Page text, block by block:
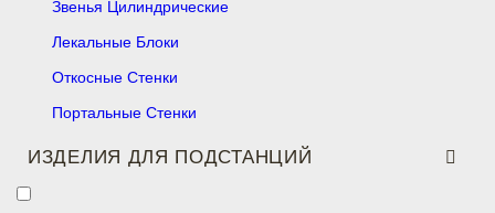
Звенья Цилиндрические
Лекальные Блоки
Откосные Стенки
Портальные Стенки
ИЗДЕЛИЯ ДЛЯ ПОДСТАНЦИЙ